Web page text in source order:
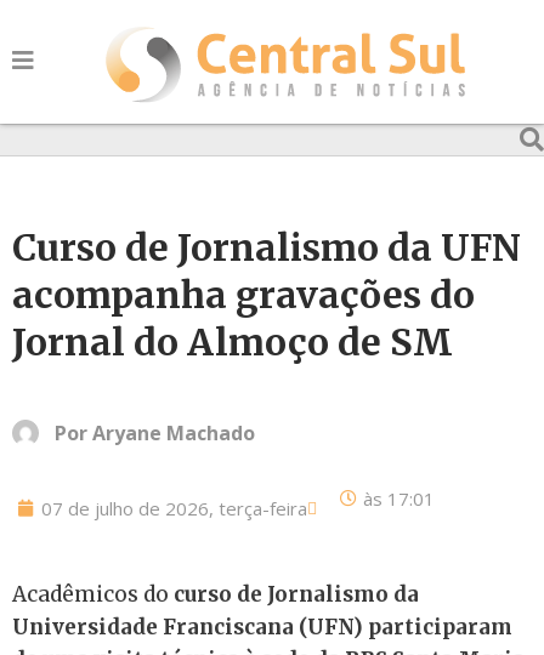
Curso de Jornalismo da UFN
acompanha gravações do
Jornal do Almoço de SM
PorAryane Machado
07 de julho de 2026, terça-feira às 17:01
Acadêmicos do curso de Jornalismo da
Universidade Franciscana (UFN) participaram